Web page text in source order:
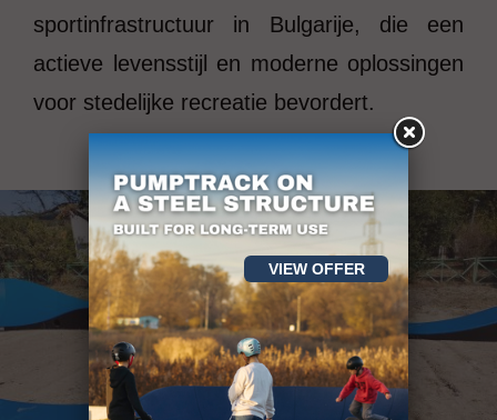
sportinfrastructuur in Bulgarije, die een
actieve levensstijl en moderne oplossingen
voor stedelijke recreatie bevordert.
VIEW OFFER